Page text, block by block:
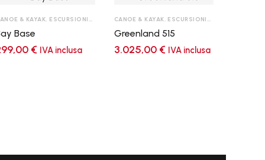
& KAYAK, ESCURSIONISMO POLYETILENE ,KAYAK POLYETILENE
Base
€ IVA inclusa
CANOE & KAYAK, ESCURSIONISMO LAGO MARE
Greenland 515
3.025,00 € IVA inclusa